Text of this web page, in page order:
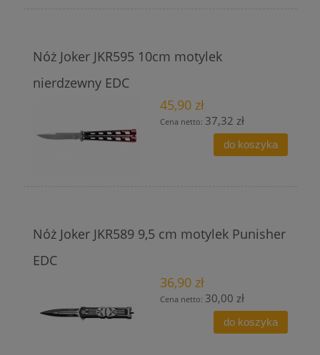
Nóż Joker JKR595 10cm motylek
nierdzewny EDC
45,90 zł
Cena netto: 37,32 zł
do koszyka
Nóż Joker JKR589 9,5 cm motylek Punisher
EDC
36,90 zł
Cena netto: 30,00 zł
do koszyka